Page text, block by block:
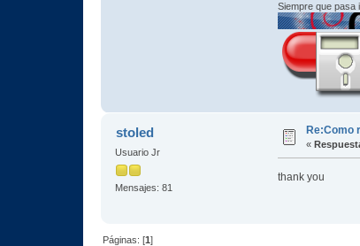
Siempre que pasa
stoled
Usuario Jr
Mensajes: 81
Re:Como
«
thank you
Páginas: [1]